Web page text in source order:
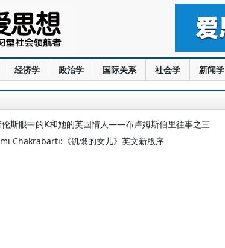
经济学 政治学 国际关系 社会学 新闻学
伦斯眼中的K和她的英国情人——布卢姆斯伯里往事之三
Chakrabarti:《饥饿的女儿》英文新版序